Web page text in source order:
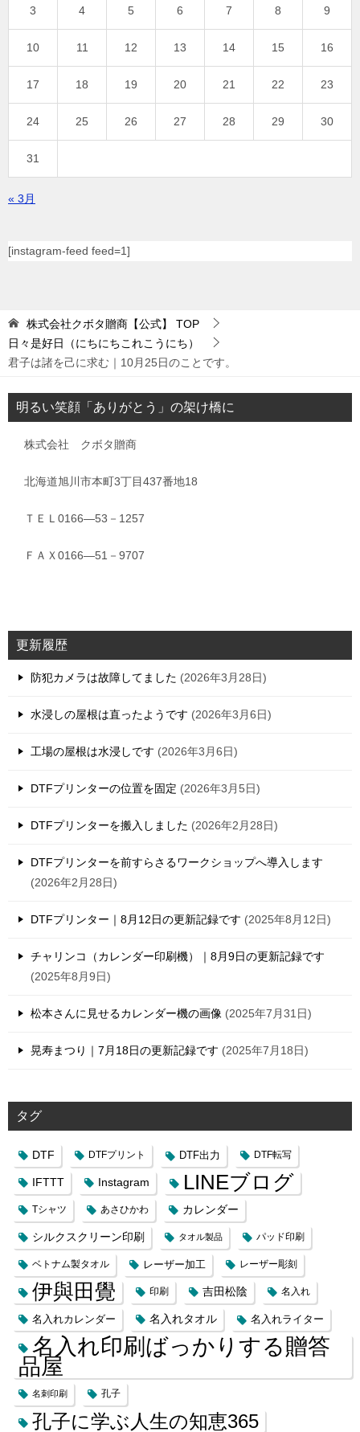
3 4 5 6 7 8 9
10 11 12 13 14 15 16
17 18 19 20 21 22 23
24 25 26 27 28 29 30
31
« 3月
[instagram-feed feed=1]
株式会社クボタ贈商【公式】
TOP
日々是好日（にちにちこれこうにち）
君子は諸を己に求む｜10月25日のことです。
明るい笑顔「ありがとう」の架け橋に
株式会社 クボタ贈商
北海道旭川市本町3丁目437番地18
ＴＥＬ0166―53－1257
ＦＡＸ0166―51－9707
更新履歴
防犯カメラは故障してました 2026年3月28日
水浸しの屋根は直ったようです 2026年3月6日
工場の屋根は水浸しです 2026年3月6日
DTFプリンターの位置を固定 2026年3月5日
DTFプリンターを搬入しました 2026年2月28日
DTFプリンターを前すらさるワークショップへ導入します
2026年2月28日
DTFプリンター｜8月12日の更新記録です 2025年8月12日
チャリンコ（カレンダー印刷機）｜8月9日の更新記録です
2025年8月9日
松本さんに見せるカレンダー機の画像 2025年7月31日
晃寿まつり｜7月18日の更新記録です 2025年7月18日
タグ
DTF DTFプリント DTF出力 DTF転写
IFTTT Instagram LINEブログ
Tシャツ あさひかわ カレンダー
シルクスクリーン印刷 タオル製品 パッド印刷
ベトナム製タオル レーザー加工 レーザー彫刻
伊與田覺 印刷 吉田松陰 名入れ
名入れカレンダー 名入れタオル 名入れライター
名入れ印刷ばっかりする贈答
品屋
名刺印刷 孔子
孔子に学ぶ人生の知恵365